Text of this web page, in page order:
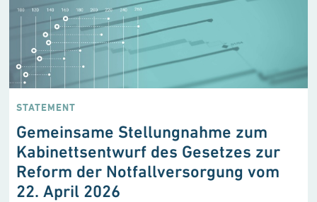
STATEMENT
Gemeinsame Stellungnahme zum
Kabinettsentwurf des Gesetzes zur
Reform der Notfallversorgung vom
22. April 2026